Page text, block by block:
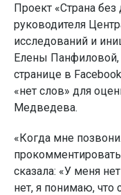
Проект «Страна
руководителя
исследований и
Елены Панфиловой,
странице в
«нет слов» для
Медведева.
«Когда мне
прокомментировать
сказала: «У меня
нет, я понимаю, что